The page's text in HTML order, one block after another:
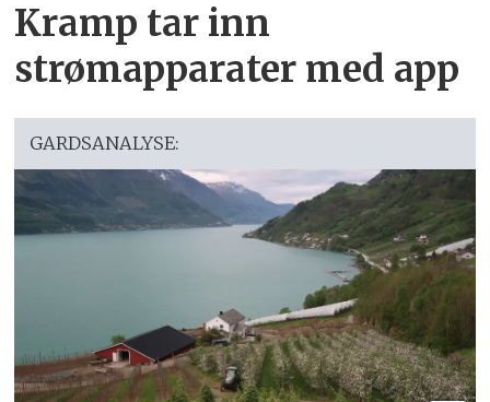
Kramp tar inn
strømapparater med app
GARDSANALYSE: